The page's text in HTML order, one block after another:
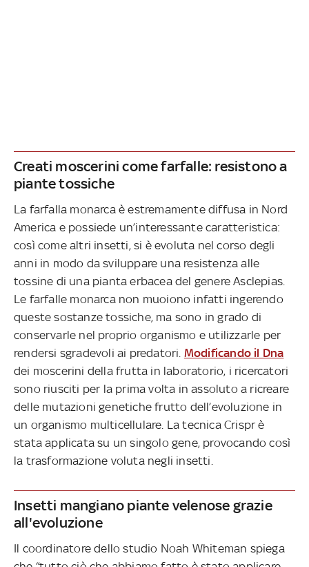
Creati moscerini come farfalle: resistono a
piante tossiche
La farfalla monarca è estremamente diffusa in Nord
America e possiede un’interessante caratteristica:
così come altri insetti, si è evoluta nel corso degli
anni in modo da sviluppare una resistenza alle
tossine di una pianta erbacea del genere Asclepias.
Le farfalle monarca non muoiono infatti ingerendo
queste sostanze tossiche, ma sono in grado di
conservarle nel proprio organismo e utilizzarle per
rendersi sgradevoli ai predatori. Modificando il Dna
dei moscerini della frutta in laboratorio, i ricercatori
sono riusciti per la prima volta in assoluto a ricreare
delle mutazioni genetiche frutto dell’evoluzione in
un organismo multicellulare. La tecnica Crispr è
stata applicata su un singolo gene, provocando così
la trasformazione voluta negli insetti.
Insetti mangiano piante velenose grazie
all'evoluzione
Il coordinatore dello studio Noah Whiteman spiega